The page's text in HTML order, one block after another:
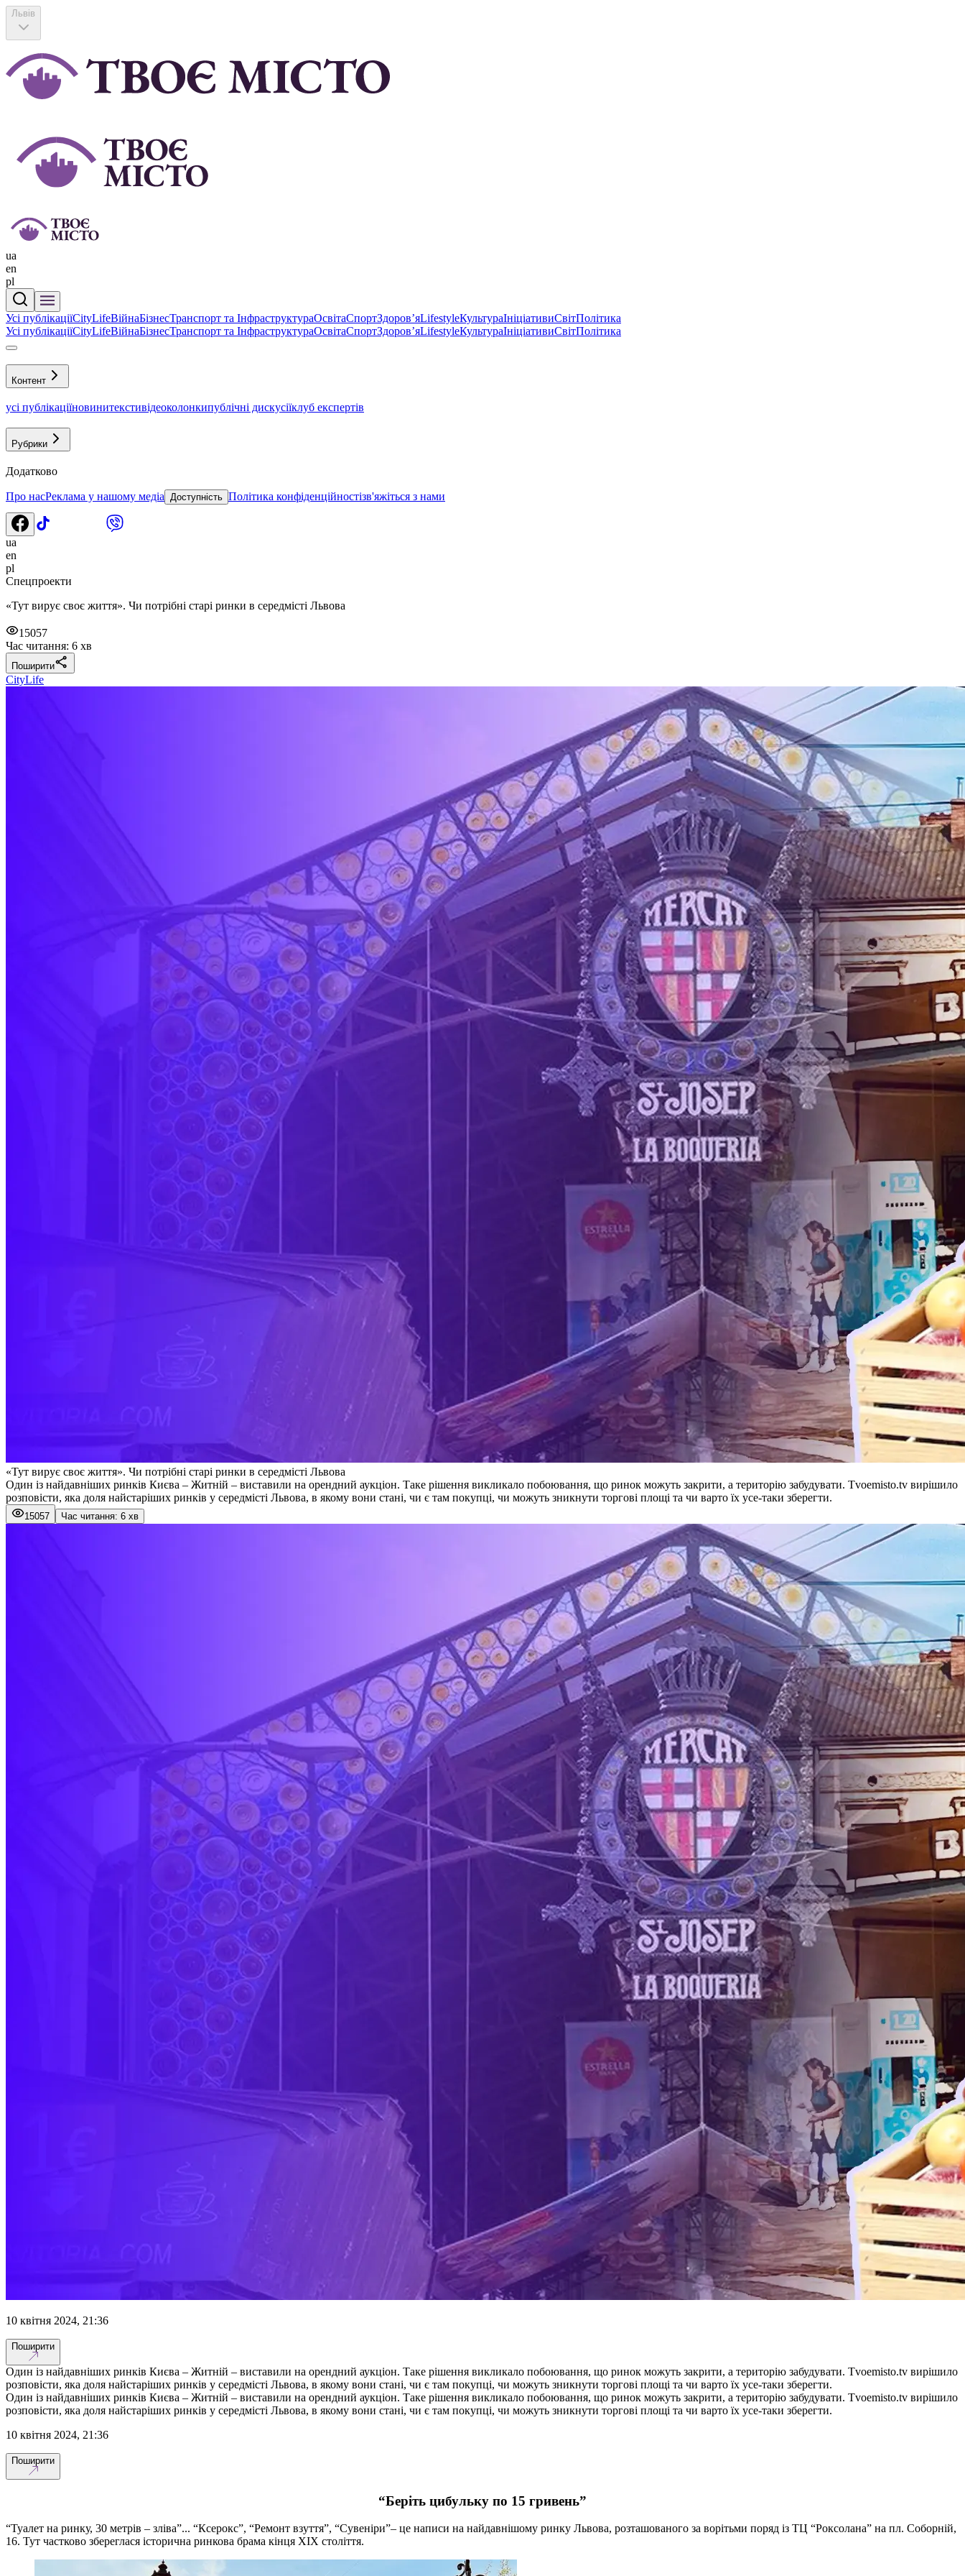
Львів
ua
en
pl
Усі публікаціїCityLifeВійнаБізнесТранспорт та ІнфраструктураОсвітаСпортЗдоровʼяLifestyleКультураІніціативиСвітПолітика
Усі публікаціїCityLifeВійнаБізнесТранспорт та ІнфраструктураОсвітаСпортЗдоровʼяLifestyleКультураІніціативиСвітПолітика
Контент
усі публікаціїновинитекстивідеоколонкипублічні дискусіїклуб експертів
Рубрики
Додатково
Про насРеклама у нашому медіа Доступність Політика конфіденційностізв'яжіться з нами
ua
en
pl
Спецпроекти
«Тут вирує своє життя». Чи потрібні старі ринки в середмісті Львова
15057
Час читання: 6 хв
Поширити
CityLife
«Тут вирує своє життя». Чи потрібні старі ринки в середмісті Львова
Один із найдавніших ринків Києва – Житній – виставили на орендний аукціон. Таке рішення викликало побоювання, що ринок можуть закрити, а територію забудувати. Тvoemisto.tv вирішило
розповісти, яка доля найстаріших ринків у середмісті Львова, в якому вони стані, чи є там покупці, чи можуть зникнути торгові площі та чи варто їх усе-таки зберегти.
15057 Час читання: 6 хв
10 квітня 2024, 21:36
Поширити
Один із найдавніших ринків Києва – Житній – виставили на орендний аукціон. Таке рішення викликало побоювання, що ринок можуть закрити, а територію забудувати. Тvoemisto.tv вирішило
розповісти, яка доля найстаріших ринків у середмісті Львова, в якому вони стані, чи є там покупці, чи можуть зникнути торгові площі та чи варто їх усе-таки зберегти.
Один із найдавніших ринків Києва – Житній – виставили на орендний аукціон. Таке рішення викликало побоювання, що ринок можуть закрити, а територію забудувати. Тvoemisto.tv вирішило
розповісти, яка доля найстаріших ринків у середмісті Львова, в якому вони стані, чи є там покупці, чи можуть зникнути торгові площі та чи варто їх усе-таки зберегти.
10 квітня 2024, 21:36
Поширити
“Беріть цибульку по 15 гривень”
“Туалет на ринку, 30 метрів – зліва”... “Ксерокс”, “Ремонт взуття”, “Сувеніри”– це написи на найдавнішому ринку Львова, розташованого за ворітьми поряд із ТЦ “Роксолана” на пл. Соборній,
16. Тут частково збереглася історична ринкова брама кінця XIX століття.